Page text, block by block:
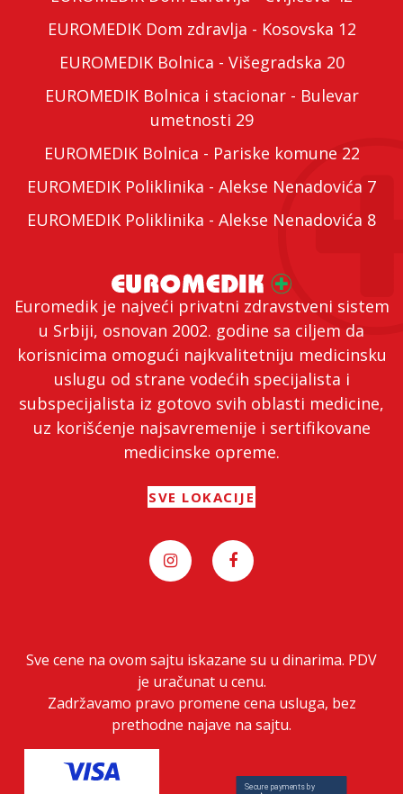
Euromedik je najveći privatni zdravstveni sistem
u Srbiji, osnovan 2002. godine sa ciljem da
korisnicima omogući najkvalitetniju medicinsku
uslugu od strane vodećih specijalista i
subspecijalista iz gotovo svih oblasti medicine,
uz korišćenje najsavremenije i sertifikovane
medicinske opreme.
SVE LOKACIJE
EUROMEDIK Dom zdravlja - Kosovska 12
EUROMEDIK Bolnica - Višegradska 20
EUROMEDIK Bolnica i stacionar - Bulevar
umetnosti 29
EUROMEDIK Bolnica - Pariske komune 22
EUROMEDIK Poliklinika - Alekse Nenadovića 7
EUROMEDIK Poliklinika - Alekse Nenadovića 8
Sve cene na ovom sajtu iskazane su u dinarima. PDV
je uračunat u cenu.
Zadržavamo pravo promene cena usluga, bez
prethodne najave na sajtu.